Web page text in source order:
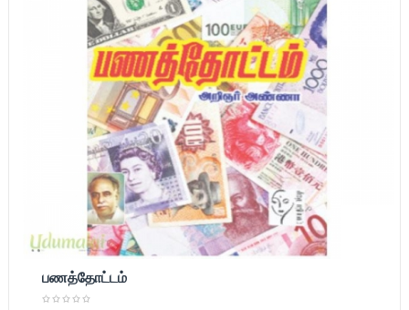
பணத்தோட்டம்